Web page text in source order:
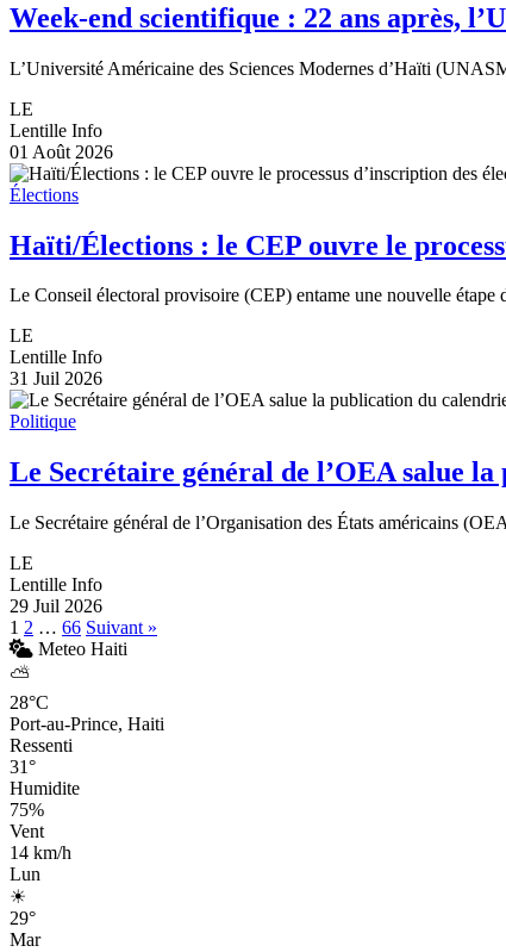
Week-end scientifique : 22 ans après,
L’Université Américaine des Sciences Modernes d’Haïti
LE
Lentille Info
01 Août 2026
Élections
Haïti/Élections : le CEP ouvre le
Le Conseil électoral provisoire (CEP) entame une nouvelle étape
LE
Lentille Info
31 Juil 2026
Politique
Le Secrétaire général de l’OEA salue
Le Secrétaire général de l’Organisation des États américains
LE
Lentille Info
29 Juil 2026
Pagination
des
publications
1 2 … 66 Suivant »
Meteo Haiti
⛅
28°C
Port-au-Prince, Haiti
Ressenti
31°
Humidite
75%
Vent
14 km/h
Lun
☀
29°
Mar